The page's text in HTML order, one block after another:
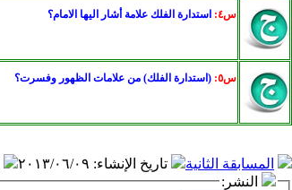
س٤: استدارة الفلك علامة أشار اليها الامام؟
س٥: (استدارة الفلك) من علامات الظهور وفسرت؟
المسابقة الثانية تاريخ الإنشاء: ٢٠١٣/٠٦/٠٩
النشر: